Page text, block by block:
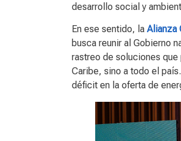
desarrollo social y
En ese sentido, la Alianza
busca reunir al Gobierno
rastreo de soluciones
Caribe, sino a todo el
déficit en la oferta de